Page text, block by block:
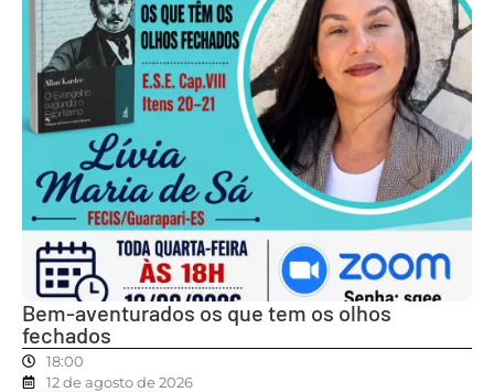
Bem-aventurados os que tem os olhos
fechados
18:00
12 de agosto de 2026